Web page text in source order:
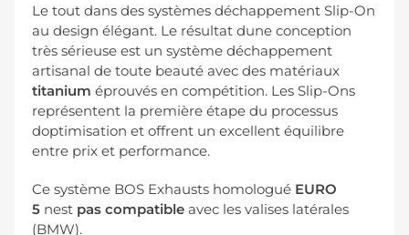
Le tout dans des systèmes déchappement Slip-On
au design élégant. Le résultat dune conception
très sérieuse est un système déchappement
artisanal de toute beauté avec des matériaux
titanium éprouvés en compétition. Les Slip-Ons
représentent la première étape du processus
doptimisation et offrent un excellent équilibre
entre prix et performance.
Ce système BOS Exhausts homologué EURO
5 nest pas compatible avec les valises latérales
(BMW).